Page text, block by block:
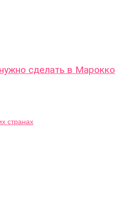
сделать в Марокко